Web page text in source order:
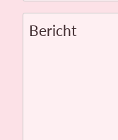
Bericht